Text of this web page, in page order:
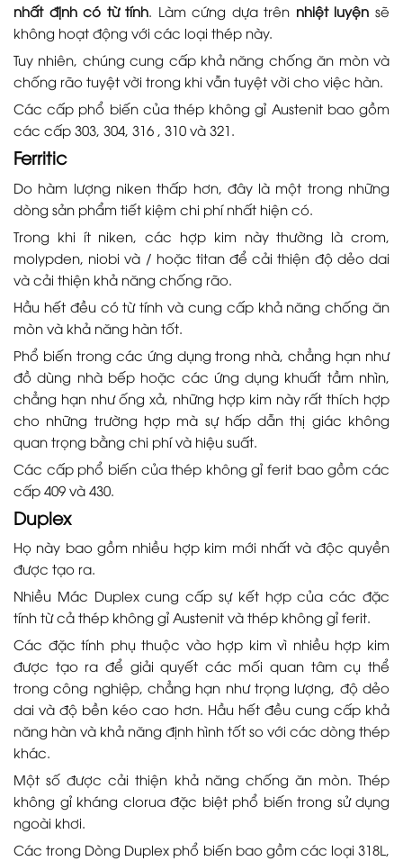
nhất định có từ tính. Làm cứng dựa trên nhiệt luyện sẽ
không hoạt động với các loại thép này.
Tuy nhiên, chúng cung cấp khả năng chống ăn mòn và
chống rão tuyệt vời trong khi vẫn tuyệt vời cho việc hàn.
Các cấp phổ biến của thép không gỉ Austenit bao gồm
các cấp 303, 304, 316 , 310 và 321.
Ferritic
Do hàm lượng niken thấp hơn, đây là một trong những
dòng sản phẩm tiết kiệm chi phí nhất hiện có.
Trong khi ít niken, các hợp kim này thường là crom,
molypden, niobi và / hoặc titan để cải thiện độ dẻo dai
và cải thiện khả năng chống rão.
Hầu hết đều có từ tính và cung cấp khả năng chống ăn
mòn và khả năng hàn tốt.
Phổ biến trong các ứng dụng trong nhà, chẳng hạn như
đồ dùng nhà bếp hoặc các ứng dụng khuất tầm nhìn,
chẳng hạn như ống xả, những hợp kim này rất thích hợp
cho những trường hợp mà sự hấp dẫn thị giác không
quan trọng bằng chi phí và hiệu suất.
Các cấp phổ biến của thép không gỉ ferit bao gồm các
cấp 409 và 430.
Duplex
Họ này bao gồm nhiều hợp kim mới nhất và độc quyền
được tạo ra.
Nhiều Mác Duplex cung cấp sự kết hợp của các đặc
tính từ cả thép không gỉ Austenit và thép không gỉ ferit.
Các đặc tính phụ thuộc vào hợp kim vì nhiều hợp kim
được tạo ra để giải quyết các mối quan tâm cụ thể
trong công nghiệp, chẳng hạn như trọng lượng, độ dẻo
dai và độ bền kéo cao hơn. Hầu hết đều cung cấp khả
năng hàn và khả năng định hình tốt so với các dòng thép
khác.
Một số được cải thiện khả năng chống ăn mòn. Thép
không gỉ kháng clorua đặc biệt phổ biến trong sử dụng
ngoài khơi.
Các trong Dòng Duplex phổ biến bao gồm các loại 318L,